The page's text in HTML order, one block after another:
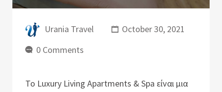
Urania Travel
October 30, 2021
0 Comments
Το Luxury Living Apartments & Spa είναι μια